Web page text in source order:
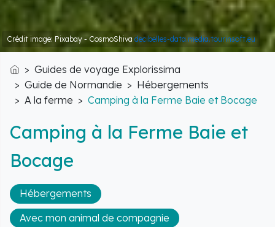
Crédit image: Pixabay - CosmoShiva decibelles-data.media.tourinsoft.eu
Accueil
Guides de voyage Explorissima
Guide de Normandie
Hébergements
A la ferme
Camping à la Ferme Baie et Bocage
Camping à la Ferme Baie et
Bocage
Hébergements
Avec mon animal de compagnie